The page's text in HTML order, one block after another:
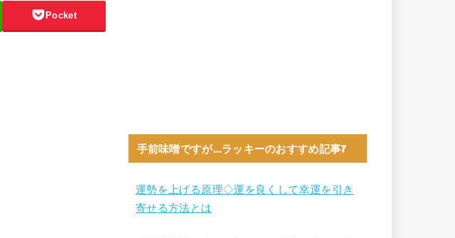
Pocket
手前味噌ですが…ラッキーのおすすめ記事7
運勢を上げる原理◇運を良くして幸運を引き
寄せる方法とは